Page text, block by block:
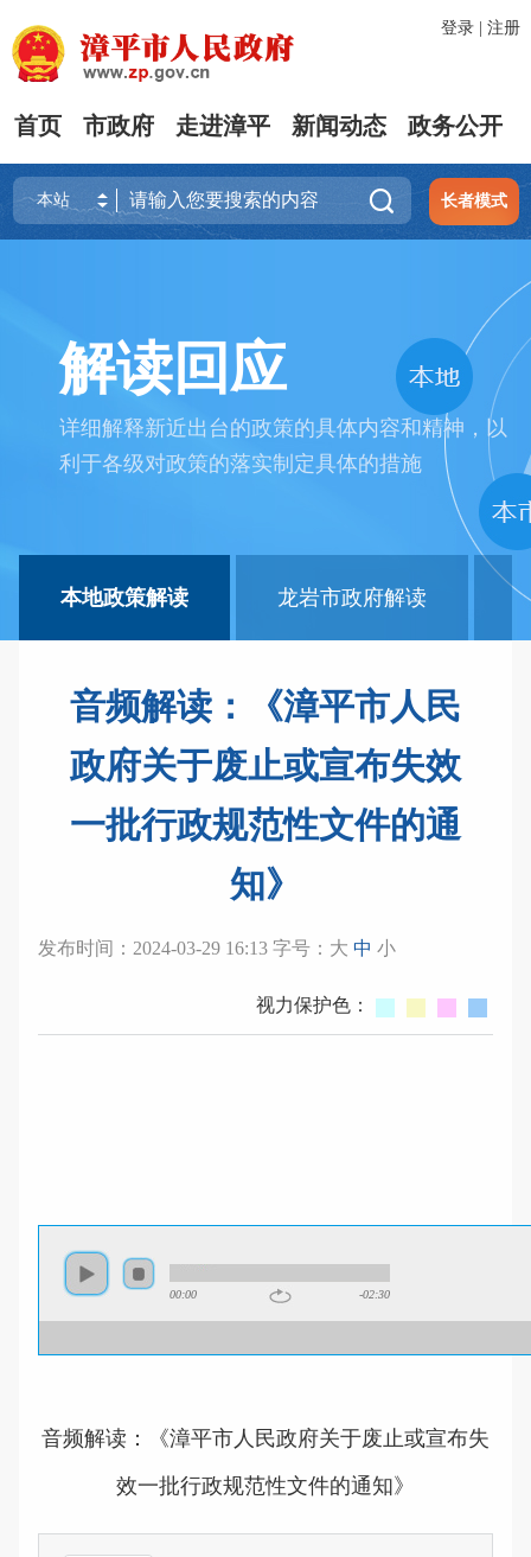
登录| 注册
首页 市政府 走进漳平 新闻动态 政务公开
长者模式

解读回应
详细解释新近出台的政策的具体内容和精神，以
利于各级对政策的落实制定具体的措施
本地政策解读 龙岩市政府解读
音频解读：《漳平市人民
政府关于废止或宣布失效
一批行政规范性文件的通
知》
发布时间：2024-03-29 16:13 字号： 大 中 小
视力保护色：
00:00 -02:30
音频解读：《漳平市人民政府关于废止或宣布失
效一批行政规范性文件的通知》